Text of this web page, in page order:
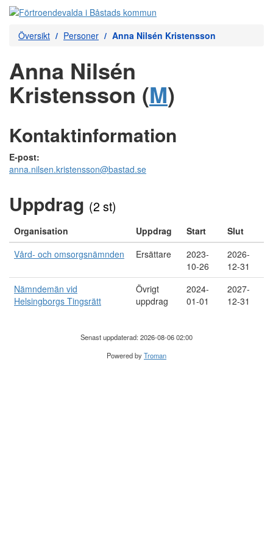
Översikt Personer Anna Nilsén Kristensson
Anna Nilsén
Kristensson (M)
Kontaktinformation
E-post:
anna.nilsen.kristensson@bastad.se
Uppdrag (2 st)
Organisation Uppdrag Start
Slut
Vård- och omsorgsnämnden
Ersättare
2023-
10-26
2026-
12-31
Nämndemän vid
Helsingborgs Tingsrätt
Övrigt
uppdrag
2024-
01-01
2027-
12-31
Senast uppdaterad: 2026-08-06 02:00
Powered byTroman